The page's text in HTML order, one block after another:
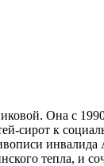
Она с
сирот к
тепла, и